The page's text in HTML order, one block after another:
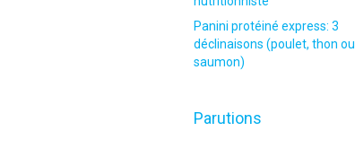
Panini protéiné express: 3
déclinaisons (poulet, thon ou
saumon)
Parutions